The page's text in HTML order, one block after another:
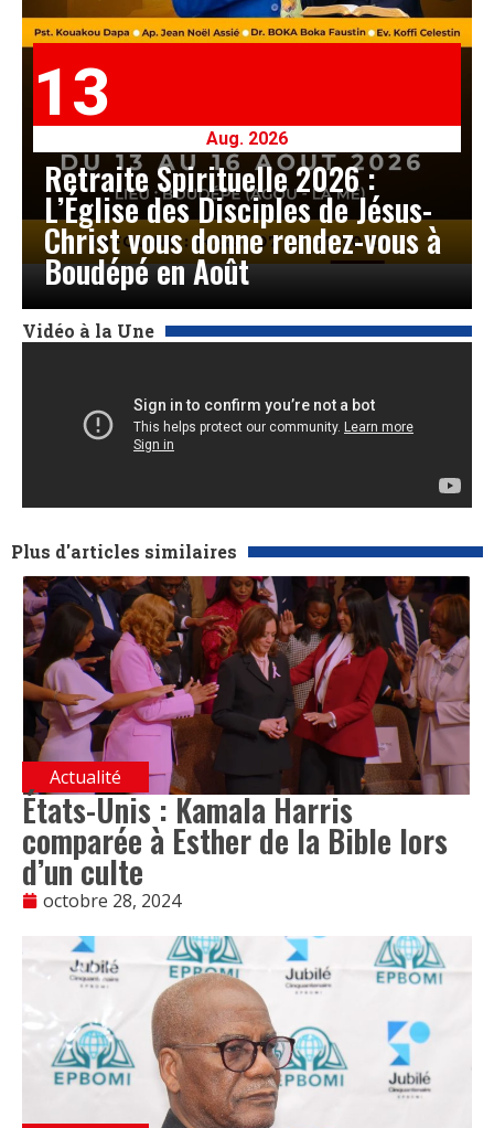
13
Aug. 2026
Retraite Spirituelle 2026 :
L’Église des Disciples de Jésus-
Christ vous donne rendez-vous à
Boudépé en Août
Vidéo à la Une
Plus d'articles similaires
Actualité
États-Unis : Kamala Harris
comparée à Esther de la Bible lors
d’un culte
octobre 28, 2024